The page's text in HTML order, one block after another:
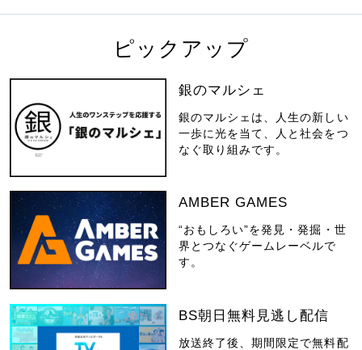
ピックアップ
銀のマルシェ
銀のマルシェは、人生の新しい
一歩に光を当て、人と社会をつ
なぐ取り組みです。
AMBER GAMES
“おもしろい”を発見・発掘・世
界とつなぐゲームレーベルで
す。
BS朝日無料見逃し配信
放送終了後、期間限定で無料配